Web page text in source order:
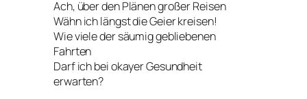
Ach, über den Plänen großer Reisen
Wähn ich längst die Geier kreisen!
Wie viele der säumig gebliebenen
Fahrten
Darf ich bei okayer Gesundheit
erwarten?